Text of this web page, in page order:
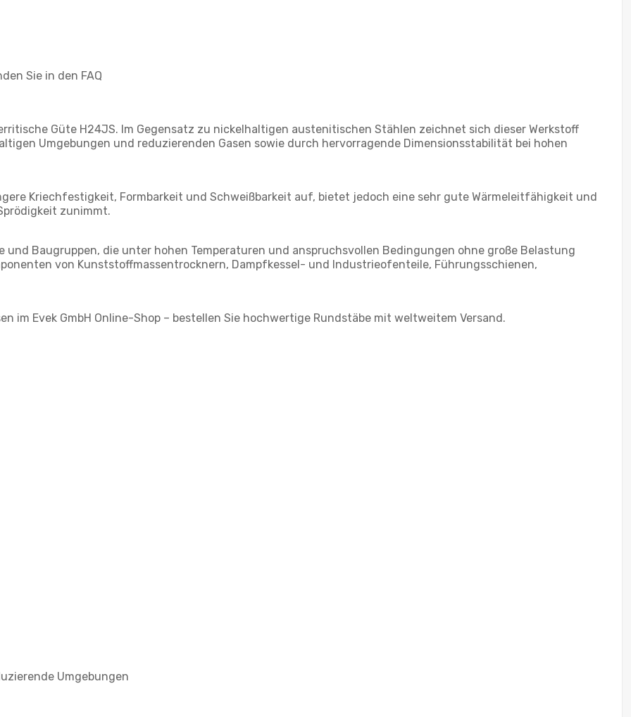
Sie in den FAQ
Güte H24JS. Im Gegensatz zu nickelhaltigen austenitischen Stählen zeichnet sich dieser Werkstoff
Umgebungen und reduzierenden Gasen sowie durch hervorragende Dimensionsstabilität bei hohen
Kriechfestigkeit, Formbarkeit und Schweißbarkeit auf, bietet jedoch eine sehr gute Wärmeleitfähigkeit und
zunimmt.
Baugruppen, die unter hohen Temperaturen und anspruchsvollen Bedingungen ohne große Belastung
von Kunststoffmassentrocknern, Dampfkessel- und Industrieofenteile, Führungsschienen,
im Evek GmbH Online-Shop – bestellen Sie hochwertige Rundstäbe mit weltweitem Versand.
Umgebungen